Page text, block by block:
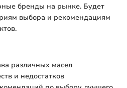
бренды на рынке. Будет
выбора и рекомендациям
различных масел
и недостатков